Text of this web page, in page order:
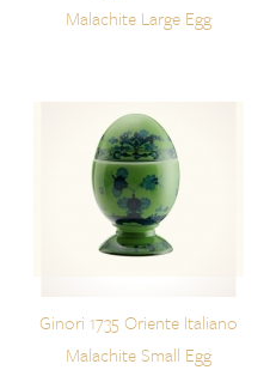
Malachite Large Egg
Ginori 1735 Oriente Italiano
Malachite Small Egg